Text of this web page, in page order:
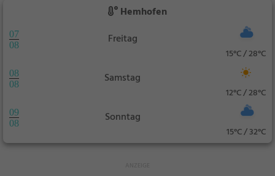
Hemhofen
07
08
Freitag
15°C / 28°C
08
08
Samstag
12°C / 28°C
09
08
Sonntag
15°C / 32°C